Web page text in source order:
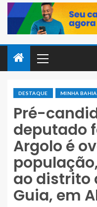
DESTAQUE MINHA BAHIA
Pré-
deputado
Argolo é
ao distrito
Guia, em